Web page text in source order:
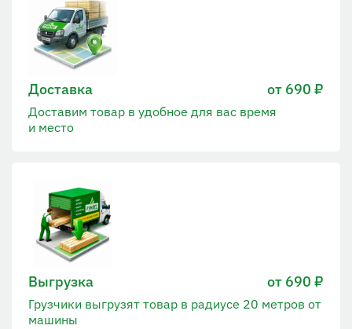
Доставка от 690 ₽
Доставим товар в удобное для вас время
и место
Выгрузка от 690 ₽
Грузчики выгрузят товар в радиусе 20 метров от
машины